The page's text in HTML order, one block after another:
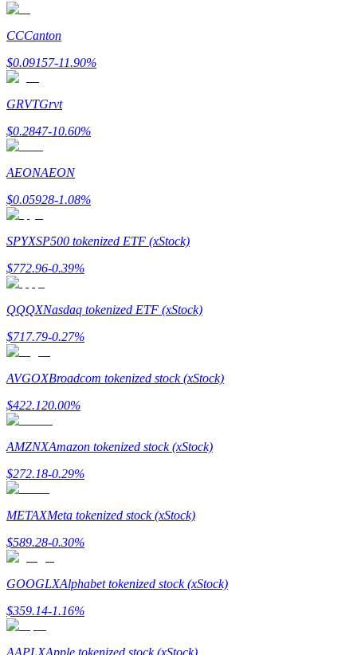
合約指南
合約功能使用指南
學習如何保持盈利
CCCanton
$0.09157-11.90%
GRVTGrvt
$0.2847-10.60%
AEONAEON
$0.05928-1.08%
SPYXSP500 tokenized ETF (xStock)
$772.96-0.39%
QQQXNasdaq tokenized ETF (xStock)
$717.79-0.27%
AVGOXBroadcom tokenized stock (xStock)
$422.120.00%
AMZNXAmazon tokenized stock (xStock)
$272.18-0.29%
METAXMeta tokenized stock (xStock)
$589.28-0.30%
GOOGLXAlphabet tokenized stock (xStock)
$359.14-1.16%
AAPLXApple tokenized stock (xStock)